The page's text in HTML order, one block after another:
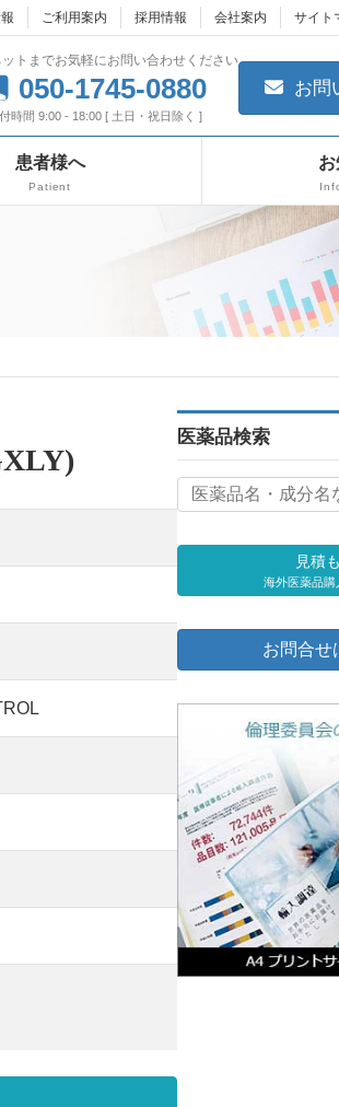
ご利用案内 採用情報 会社案内 サイト
トまでお気軽にお問い合わせください
050-1745-0880
時間 9:00 - 18:00 [ 土日・祝日除く ]
お問
患者様へ
Patient
医薬品検索
見積
海外医薬品購
お問合せ